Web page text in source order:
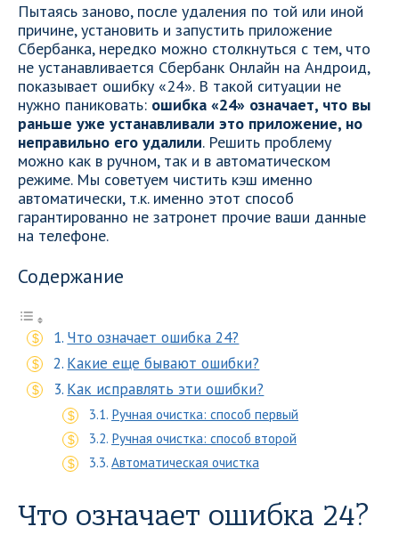
Пытаясь заново, после удаления по той или иной
причине, установить и запустить приложение
Сбербанка, нередко можно столкнуться с тем, что
не устанавливается Сбербанк Онлайн на Андроид,
показывает ошибку «24». В такой ситуации не
нужно паниковать: ошибка «24» означает, что вы
раньше уже устанавливали это приложение, но
неправильно его удалили. Решить проблему
можно как в ручном, так и в автоматическом
режиме. Мы советуем чистить кэш именно
автоматически, т.к. именно этот способ
гарантированно не затронет прочие ваши данные
на телефоне.
Содержание
Что означает ошибка 24?
Какие еще бывают ошибки?
Как исправлять эти ошибки?
Ручная очистка: способ первый
Ручная очистка: способ второй
Автоматическая очистка
Что означает ошибка 24?